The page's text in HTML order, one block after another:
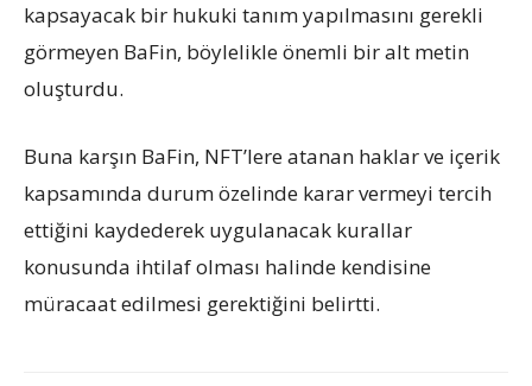
kapsayacak bir hukuki tanım yapılmasını gerekli
görmeyen BaFin, böylelikle önemli bir alt metin
oluşturdu.
Buna karşın BaFin, NFT’lere atanan haklar ve içerik
kapsamında durum özelinde karar vermeyi tercih
ettiğini kaydederek uygulanacak kurallar
konusunda ihtilaf olması halinde kendisine
müracaat edilmesi gerektiğini belirtti.